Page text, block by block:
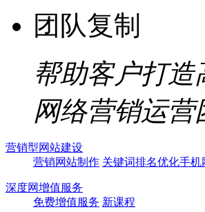
团队复制
帮助客户打造
网络营销运营
营销型网站建设
营销网站制作 关键词排名优化手机
深度网增值服务
免费增值服务 新课程